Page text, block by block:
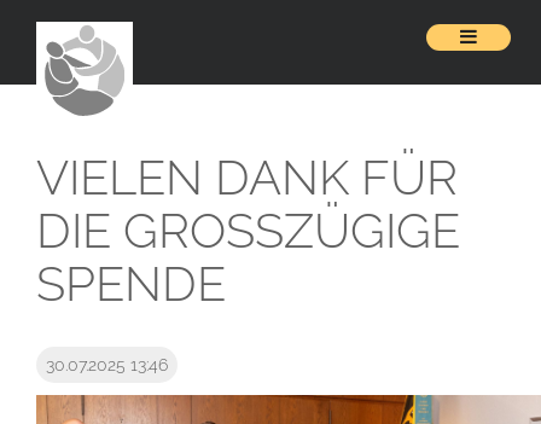
VIELEN DANK FÜR
DIE GROSSZÜGIGE S
PENDE
30.07.2025 13:46